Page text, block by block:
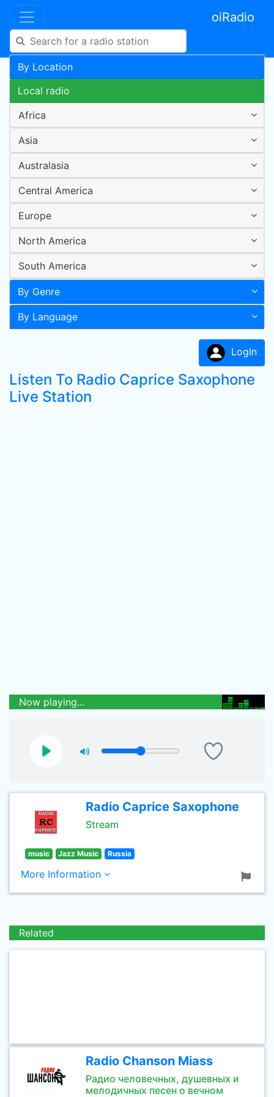
oiRadio
By Location
Local radio
Africa
Asia
Australasia
Central America
Europe
North America
South America
By Genre
By Language
LogIn
Listen To Radio Caprice Saxophone
Live Station
Now playing...
Radio Caprice Saxophone
Stream
music Jazz Music Russia
More Information
Related
Radio Chanson Miass
Радио человечных, душевных и
мелодичных песен о вечном